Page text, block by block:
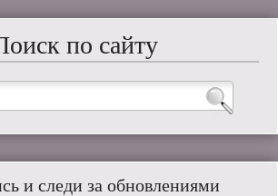
по сайту
и следи за обновлениями